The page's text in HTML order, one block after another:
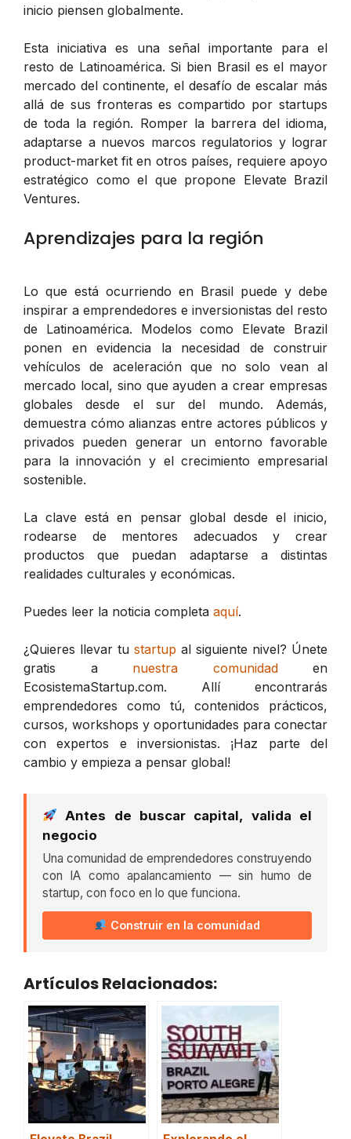
inicio piensen globalmente.
Esta iniciativa es una señal importante para el
resto de Latinoamérica. Si bien Brasil es el mayor
mercado del continente, el desafío de escalar más
allá de sus fronteras es compartido por startups
de toda la región. Romper la barrera del idioma,
adaptarse a nuevos marcos regulatorios y lograr
product-market fit en otros países, requiere apoyo
estratégico como el que propone Elevate Brazil
Ventures.
Aprendizajes para la región
Lo que está ocurriendo en Brasil puede y debe
inspirar a emprendedores e inversionistas del resto
de Latinoamérica. Modelos como Elevate Brazil
ponen en evidencia la necesidad de construir
vehículos de aceleración que no solo vean al
mercado local, sino que ayuden a crear empresas
globales desde el sur del mundo. Además,
demuestra cómo alianzas entre actores públicos y
privados pueden generar un entorno favorable
para la innovación y el crecimiento empresarial
sostenible.
La clave está en pensar global desde el inicio,
rodearse de mentores adecuados y crear
productos que puedan adaptarse a distintas
realidades culturales y económicas.
Puedes leer la noticia completa aquí.
¿Quieres llevar tu startup al siguiente nivel? Únete
gratis a nuestra comunidaden
EcosistemaStartup.com. Allí encontrarás
emprendedores como tú, contenidos prácticos,
cursos, workshops y oportunidades para conectar
con expertos e inversionistas. ¡Haz parte del
cambio y empieza a pensar global!
Antes de buscar capital, valida el
negocio
Una comunidad de emprendedores construyendo
con IA como apalancamiento — sin humo de
startup, con foco en lo que funciona.
Construir en la comunidad
Artículos Relacionados: